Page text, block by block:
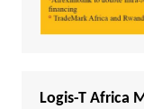
Logis-T Africa